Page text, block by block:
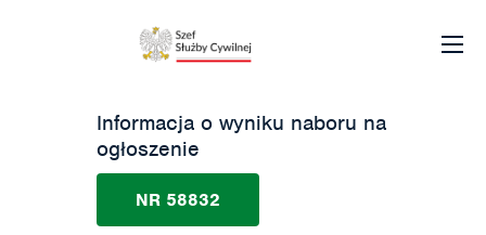
Informacja o wyniku naboru na
ogłoszenie
NR 58832